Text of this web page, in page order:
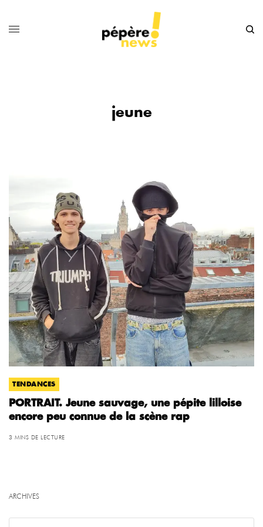
jeune
TENDANCES
PORTRAIT. Jeune sauvage, une pépite lilloise
encore peu connue de la scène rap
3 MINS DE LECTURE
ARCHIVES